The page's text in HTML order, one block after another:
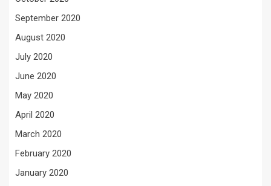
September 2020
August 2020
July 2020
June 2020
May 2020
April 2020
March 2020
February 2020
January 2020